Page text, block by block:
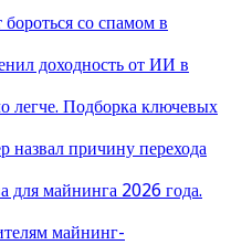
со спамом в
доходность от ИИ в
легче. Подборка ключевых
причину перехода
для майнинга 2026 года.
майнинг-